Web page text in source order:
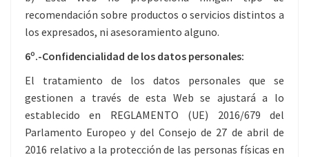
recomendación sobre productos o servicios distintos a
los expresados, ni asesoramiento alguno.
6º.-Confidencialidad de los datos personales:
El tratamiento de los datos personales que se
gestionen a través de esta Web se ajustará a lo
establecido en REGLAMENTO (UE) 2016/679 del
Parlamento Europeo y del Consejo de 27 de abril de
2016 relativo a la protección de las personas físicas en